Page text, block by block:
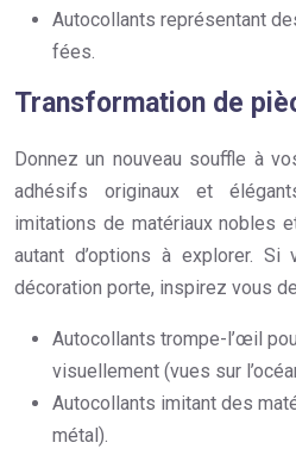
Autocollants représentant
fées.
Transformation de
Donnez un nouveau souffle à
adhésifs originaux et
imitations de matériaux nobles
autant d’options à explorer.
décoration porte, inspirez vous
Autocollants trompe-l’œil
visuellement (vues sur
Autocollants imitant des
métal).